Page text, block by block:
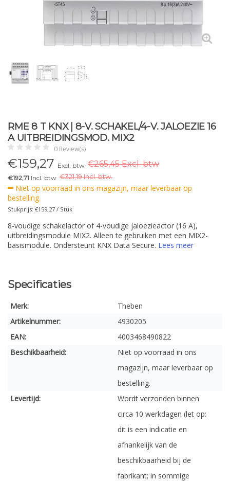
RME 8 T KNX | 8-V. SCHAKEL/4-V. JALOEZIE 16
A UITBREIDINGSMOD. MIX2
0 Review(s)
€159,27 Excl. btw €265,45 Excl. btw
€192,71 Incl. btw €321,19 Incl. btw.
Niet op voorraad in ons magazijn, maar leverbaar op
bestelling.
Stukprijs: €159,27 / Stuk
8-voudige schakelactor of 4-voudige jaloezieactor (16 A),
uitbreidingsmodule MIX2. Alleen te gebruiken met een MIX2-
basismodule. Ondersteunt KNX Data Secure. Lees meer
Specificaties
Merk:
Theben
Artikelnummer:
4930205
EAN:
4003468490822
Beschikbaarheid:
Niet op voorraad in ons
magazijn, maar leverbaar op
bestelling.
Levertijd:
Wordt verzonden binnen
circa 10 werkdagen (let op:
dit is een indicatie en
afhankelijk van de
beschikbaarheid bij de
fabrikant; in sommige